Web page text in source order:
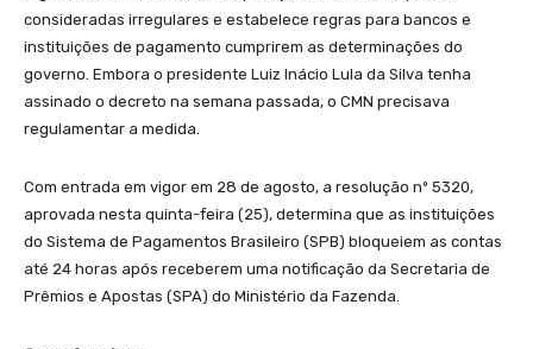
consideradas irregulares e estabelece regras para bancos e
instituições de pagamento cumprirem as determinações do
governo. Embora o presidente Luiz Inácio Lula da Silva tenha
assinado o decreto na semana passada, o CMN precisava
regulamentar a medida.
Com entrada em vigor em 28 de agosto, a resolução nº 5320,
aprovada nesta quinta-feira (25), determina que as instituições
do Sistema de Pagamentos Brasileiro (SPB) bloqueiem as contas
até 24 horas após receberem uma notificação da Secretaria de
Prêmios e Apostas (SPA) do Ministério da Fazenda.